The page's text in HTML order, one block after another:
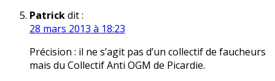
Patrickdit :
28 mars 2013 à 18:23
Précision : il ne s’agit pas d’un collectif de faucheurs
mais du Collectif Anti OGM de Picardie.